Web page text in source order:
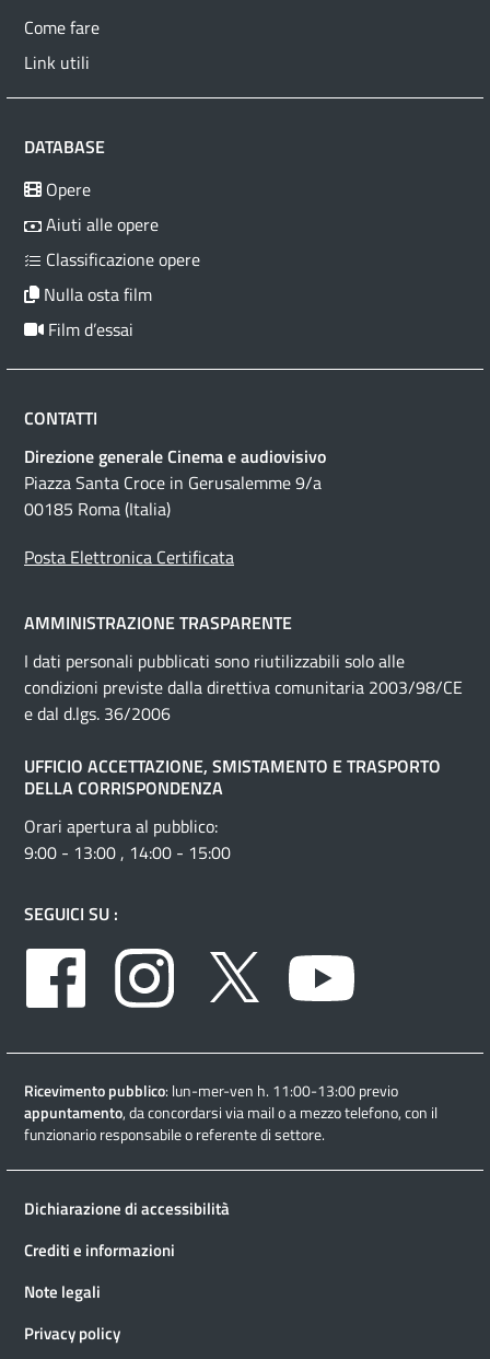
Come fare
Link utili
DATABASE
Opere
Aiuti alle opere
Classificazione opere
Nulla osta film
Film d’essai
CONTATTI
Direzione generale Cinema e audiovisivo
Piazza Santa Croce in Gerusalemme 9/a
00185 Roma (Italia)
Posta Elettronica Certificata
AMMINISTRAZIONE TRASPARENTE
I dati personali pubblicati sono riutilizzabili solo alle
condizioni previste dalla direttiva comunitaria 2003/98/CE
e dal d.lgs. 36/2006
UFFICIO ACCETTAZIONE, SMISTAMENTO E TRASPORTO
DELLA CORRISPONDENZA
Orari apertura al pubblico:
9:00 - 13:00 , 14:00 - 15:00
SEGUICI SU :
Facebook
Instagram Twitter
Ricevimento pubblico: lun-mer-ven h. 11:00-13:00 previo
appuntamento, da concordarsi via mail o a mezzo telefono, con il
funzionario responsabile o referente di settore.
Dichiarazione di accessibilità
Crediti e informazioni
Note legali
Privacy policy